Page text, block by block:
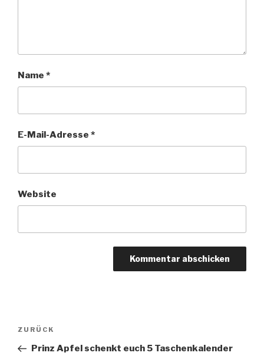
Name *
E-Mail-Adresse *
Website
Beitragsnavigation
Vorheriger
Beitrag
ZURÜCK
Prinz Apfel schenkt euch 5 Taschenkalender